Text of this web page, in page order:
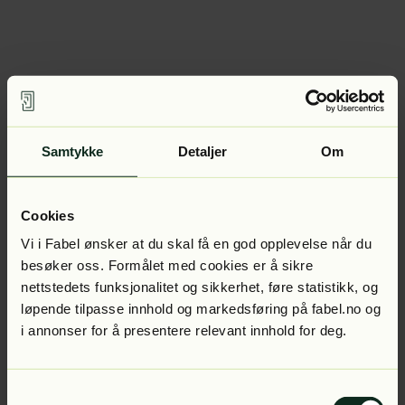
Samtykke Detaljer Om
Cookies
Vi i Fabel ønsker at du skal få en god opplevelse når du
besøker oss. Formålet med cookies er å sikre
nettstedets funksjonalitet og sikkerhet, føre statistikk, og
løpende tilpasse innhold og markedsføring på fabel.no og
i annonser for å presentere relevant innhold for deg.